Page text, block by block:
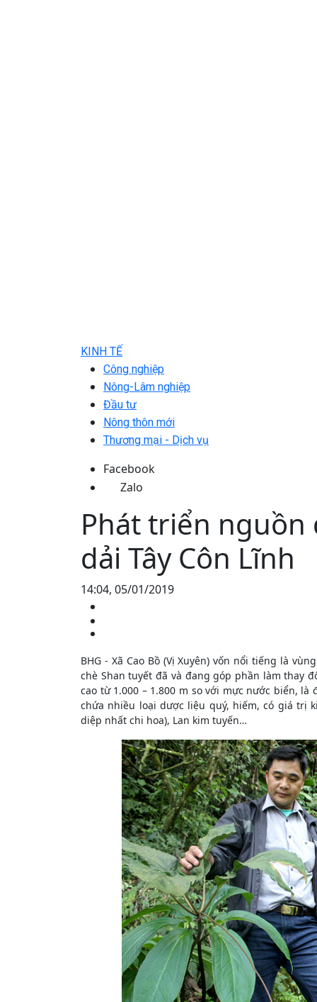
KINH TẾ
Công nghiệp
Nông-Lâm nghiệp
Đầu tư
Nông thôn mới
Thương mại - Dịch vụ
Facebook
Zalo
Phát triển
dải Tây Côn Lĩnh
14:04, 05/01/2019
BHG - Xã Cao Bồ (Vị Xuyên) vốn nổi tiếng là
chè Shan tuyết đã và đang góp phần làm thay
cao từ 1.000 – 1.800 m so với mực nước biển,
chứa nhiều loại dược liệu quý, hiếm, có giá trị
diệp nhất chi hoa), Lan kim tuyến…